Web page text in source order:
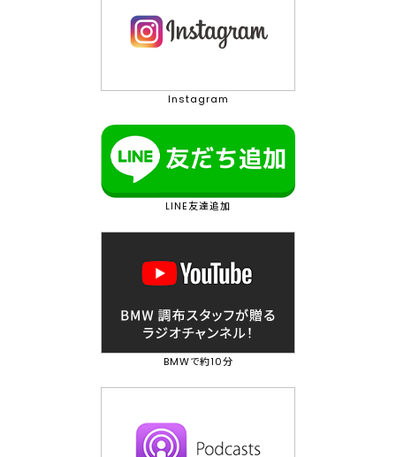
Instagram
LINE友達追加
BMWで約10分